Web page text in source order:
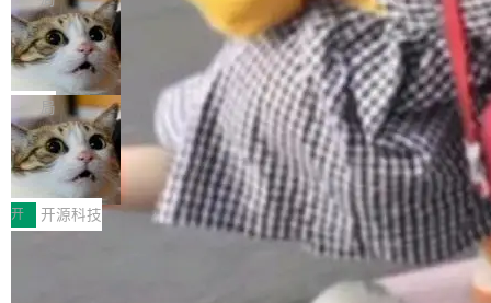
现实 过去两年，CIO们的焦虑清单上多了两项：
一是如何让大模型和智能体应用安全地从PoC走
向生产，二是如何让测试团队跟得上AI应用...
设置，如果用布尔值 + 可空字段来表示——bool
ean 表示是否可切换，nullable 的默认模式、浅
色方案、深色方案——会产生大量无意义的组
合。方案缺了、配置冲突了、全 null 了。要知道
哪些组合有效，作者说，你得靠"文档、校验、或
者部落知识"。 换个写法。Rust 的 enum，两个
变体：Switchable...
个"AI 知识库 + 聊天机器人"——每个大厂都在
做，没什么新鲜的。 但 Kenton Varda 在 Twitte
r 上把事情说清楚了： 今天我们发布了 Cloudfla
re OS，一个带连接器的聊天机器人，跟其他所
有科技公司做的一样。只不过，实际上它不一
样。这是 Sandstorm.io 的重制版，我十年前的
那个创业公司。不同的是，这次它构建在 Cloudf
lare Workers 上——我花了九年时间搭建的平台
——并且深度集成了 AI。这基本上是我十年秘密
Deno 团队开源 Celld，可自托管的分
布式 Durable Objects
Ryan Dahl 领导的 Deno 团队推出了最新开源项
目 Celld，一个能在自己机器上运行 Cloudflare
Workers 和 Durable Objects 的守护进程。 设
计思路很直接：每个对象是一个独立的 SQLite
数据库，按名称寻址，复制到你自己的 S3 兼容
存储库里。节点之间只通过这个存储库协调——
没有控制平面，没有共识协议。每个对象自带一
个小型数据库，应用天然按分片构建，单个数据
库的竞争和爆炸半径问题在设计层面就被消除
局
鲁大师7月新机性能/流畅/AI榜：vivo夺
性能、流畅双第一，三星Galaxy Z系列
新折叠缺席
2026年7月的手机市场，由于存储等硬件成本暴
增，手机厂商的日子也不好过啊，新机速度明显
放缓，因此硝烟味淡了许多。新机参数规格除开
高价的三星折叠（三星Galaxy Z Fold8 Ultra / Z
Fold8 / Z Flip8）外，其余要么是中低端机器，
开 开源科技
Zed 编辑器团队发布了新项目——DeltaDB，一